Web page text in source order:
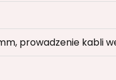
prowadzenie kabli